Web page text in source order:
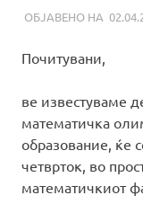
Почитувани,
ве известуваме
математичка
образование, ќе
четврток, во
математичкиот